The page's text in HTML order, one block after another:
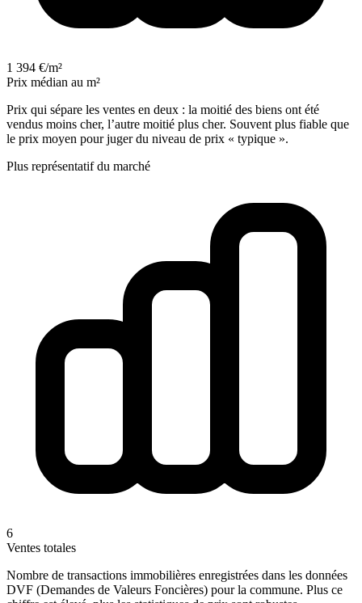
1 394 €/m²
Prix médian au m²
Prix qui sépare les ventes en deux : la moitié des biens ont été
vendus moins cher, l’autre moitié plus cher. Souvent plus fiable que
le prix moyen pour juger du niveau de prix « typique ».
Plus représentatif du marché
6
Ventes totales
Nombre de transactions immobilières enregistrées dans les données
DVF (Demandes de Valeurs Foncières) pour la commune. Plus ce